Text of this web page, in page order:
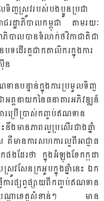
លទិញស្រូវរបស់បងប្អូនប្រជា
រដ្ឋាភិបាលកម្ពុជា តាមរយៈ
ាភិបាលបានទំលាក់ថវិកាជាតិជា
បទដើរតួជាកតាលិករក្នុងការ
ន
ានបន្ទាន់ក្នុងការប្រមូលទិញ
គ្គនាយកនៃធនាគារអភិវឌ្ឍន៍
រប្រើប្រាស់កញ្ចប់ឥណទាន
នឹងមានភាពល្អប្រសើរជាងឆ្នាំ
ានការសហការល្អពីអាជ្ញាធ
ងដែរថា ក្នុងអំឡុងខែកក្កដា
វសែនក្រអូបក្នុងឆ្នាំនេះ ឯក
ារផ្សព្វផ្សាយពីកញ្ចប់ឥណទាន
មបណ្តាខេត្តសំខាន់ៗ មាន